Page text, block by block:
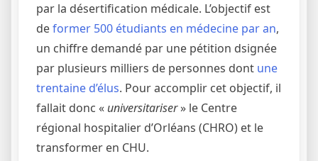
par la désertification médicale. L’objectif est
deformer 500 étudiants en médecine par an,
un chiffre demandé par une pétition dsignée
par plusieurs milliers de personnes dont une
trentaine d’élus. Pour accomplir cet objectif, il
fallait donc « universitariser» le Centre
régional hospitalier d’Orléans (CHRO) et le
transformer en CHU.